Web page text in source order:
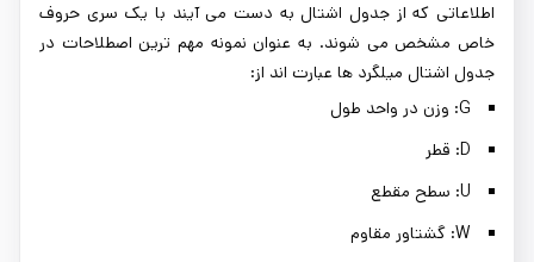
اطلاعاتی که از جدول اشتال به دست می آیند با یک سری حروف
خاص مشخص می شوند. به عنوان نمونه مهم ترین اصطلاحات در
جدول اشتال میلگرد ها عبارت اند از:
G: وزن در واحد طول
D: قطر
U: سطح مقطع
W: گشتاور مقاوم